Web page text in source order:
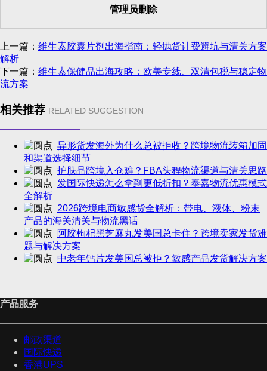
管理员删除
上一篇： 维生素胶囊片剂出海指南：轻抛货计费避坑与清关方案
解析
下一篇： 维生素保健品出海攻略：欧美专线、双清包税与稳定物
流方案
相关推荐 RELATED SUGGESTION
异形货发海外为什么总被拒收？跨境物流装箱加固
和渠道选择细节
护肤品跨境入仓难？FBA头程物流渠道与清关思路
发国际快递怎么拿到更低折扣？泰嘉物流优惠模式
全解析
2026跨境电商敏感货全解析：带电、液体、粉末
产品的海关清关与物流黑话
阿胶枸杞黑芝麻丸发美国总卡住？跨境卖家发货难
题与解决方案
中老年钙片发美国总被拒？敏感产品发货解决方案
产品服务
邮政渠道
国际快递
香港UPS